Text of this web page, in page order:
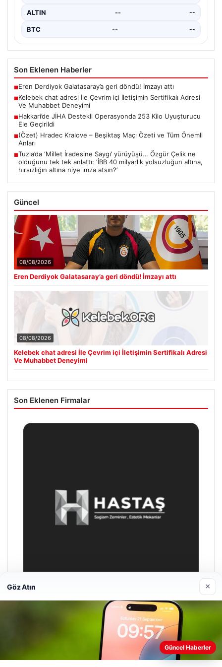
ALTIN -- --
BTC -- --
Son Eklenen Haberler
■Eren Derdiyok Galatasaray’a geri döndü! İmzayı attı
■Kelebek chat adresi İle Çevrim içi İletişimin Sertifikalı Adresi
Ve Muhabbet Deneyimi
■Hakkari’de JİHA Destekli Operasyonda 253 Kilo Uyuşturucu
Ele Geçirildi
■(Özet) Hradec Kralove – Beşiktaş Maçı Özeti ve Tüm Önemli
Anları
■Tuzla’da ‘Millet İradesine Saygı’ yürüyüşü… Özgür Çelik ne
olduğunu tek tek anlattı: ‘İBB 40 milyarlık yolsuzluğun altına,
hırsızlığın altına niye imza atsın?’
Güncel
08/08/2026
Eren Derdiyok Galatasaray’a geri döndü! İmzayı attı
08/08/2026
Kelebek chat adresi İle Çevrim içi İletişimin Sertifikalı Adresi
Ve Muhabbet Deneyimi
Son Eklenen Firmalar
Web sitemizi nasıl kullandığınızı daha iyi anlayabilmek,
Göz Atın ×
Güncel Haberler